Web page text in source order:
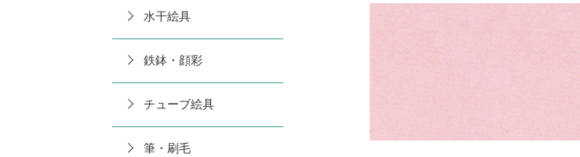
水干絵具
鉄鉢・顔彩
チューブ絵具
筆・刷毛